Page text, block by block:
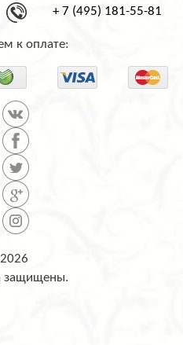
+ 7 (495) 181-55-81
к оплате:
защищены.